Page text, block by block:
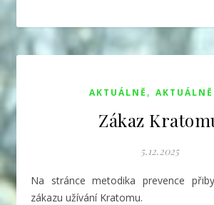
AKTUÁLNĚ ,
Zákaz
5.12.2025
Na stránce metodika prevence přibyly informace o
zákazu užívání Kratomu.